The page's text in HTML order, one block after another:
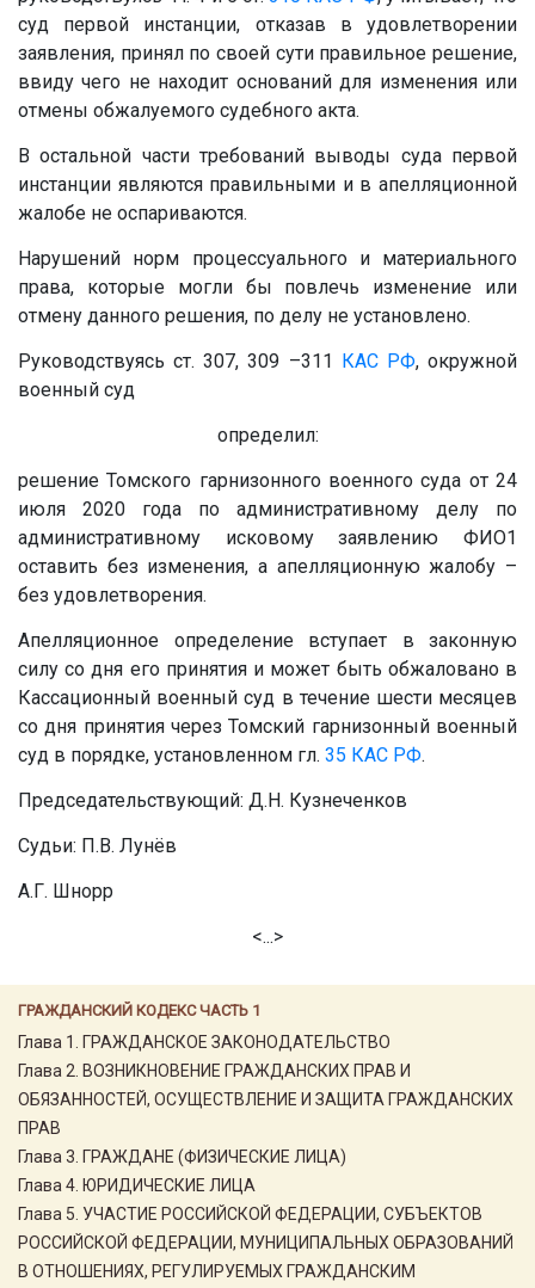
ГРАЖДАНСКИЙ КОДЕКС ЧАСТЬ 1
Глава 1. ГРАЖДАНСКОЕ ЗАКОНОДАТЕЛЬСТВО
Глава 2. ВОЗНИКНОВЕНИЕ ГРАЖДАНСКИХ ПРАВ И
ОБЯЗАННОСТЕЙ, ОСУЩЕСТВЛЕНИЕ И ЗАЩИТА ГРАЖДАНСКИХ
ПРАВ
Глава 3. ГРАЖДАНЕ (ФИЗИЧЕСКИЕ ЛИЦА)
Глава 4. ЮРИДИЧЕСКИЕ ЛИЦА
Глава 5. УЧАСТИЕ РОССИЙСКОЙ ФЕДЕРАЦИИ, СУБЪЕКТОВ
РОССИЙСКОЙ ФЕДЕРАЦИИ, МУНИЦИПАЛЬНЫХ ОБРАЗОВАНИЙ
В ОТНОШЕНИЯХ, РЕГУЛИРУЕМЫХ ГРАЖДАНСКИМ
суд первой инстанции, отказав в удовлетворении
заявления, принял по своей сути правильное решение,
ввиду чего не находит оснований для изменения или
отмены обжалуемого судебного акта.
В остальной части требований выводы суда первой
инстанции являются правильными и в апелляционной
жалобе не оспариваются.
Нарушений норм процессуального и материального
права, которые могли бы повлечь изменение или
отмену данного решения, по делу не установлено.
Руководствуясь ст. 307, 309 –311 КАС РФ, окружной
военный суд
определил:
решение Томского гарнизонного военного суда от 24
июля 2020 года по административному делу по
административному исковому заявлению ФИО1
оставить без изменения, а апелляционную жалобу –
без удовлетворения.
Апелляционное определение вступает в законную
силу со дня его принятия и может быть обжаловано в
Кассационный военный суд в течение шести месяцев
со дня принятия через Томский гарнизонный военный
суд в порядке, установленном гл. 35 КАС РФ.
Председательствующий: Д.Н. Кузнеченков
Судьи: П.В. Лунёв
А.Г. Шнорр
<...>